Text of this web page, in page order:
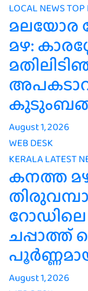
LOCAL NEWSTOP
മലയോര
മഴ:
August 1, 2026
WEB DESK
KERALALATEST
കനത്ത
റോഡിലെ
ചപ്പാത്ത്
August 1, 2026